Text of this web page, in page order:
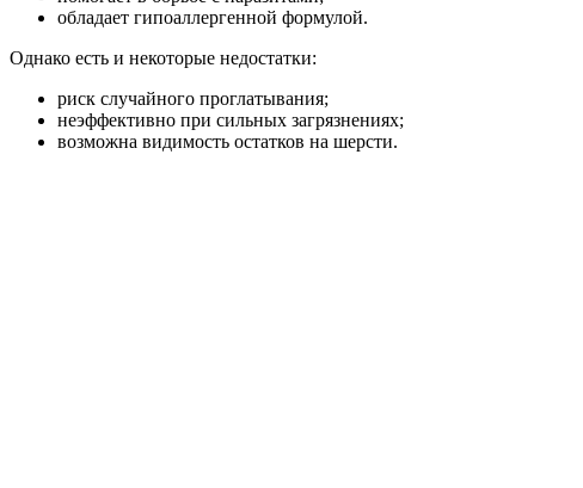
обладает гипоаллергенной формулой.
Однако есть и некоторые недостатки:
риск случайного проглатывания;
неэффективно при сильных загрязнениях;
возможна видимость остатков на шерсти.